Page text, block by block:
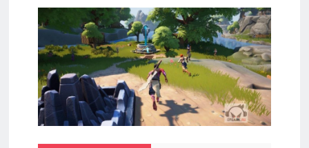
игры
Мобильное
Культовые
игры